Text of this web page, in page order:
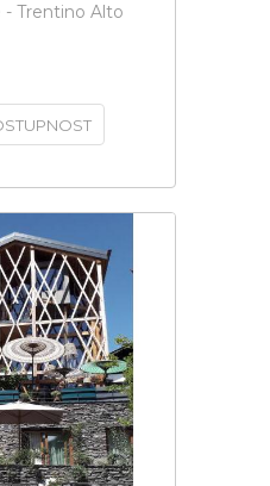
- Trentino Alto